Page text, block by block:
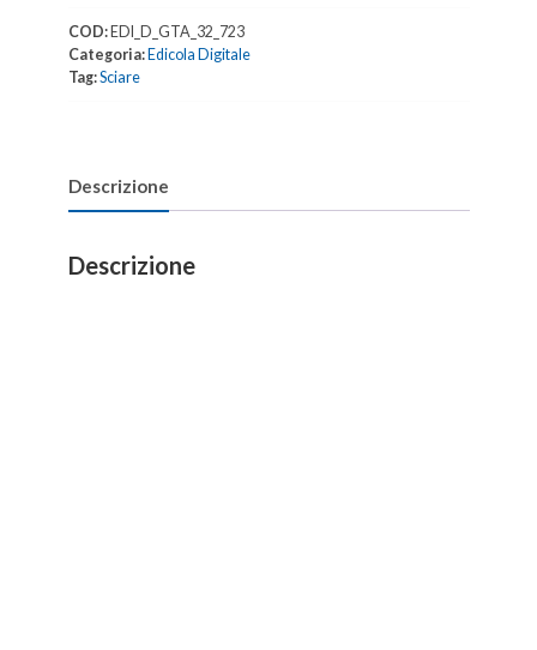
quantità
COD: EDI_D_GTA_32_723
Categoria: Edicola Digitale
Tag:Sciare
Descrizione
Descrizione